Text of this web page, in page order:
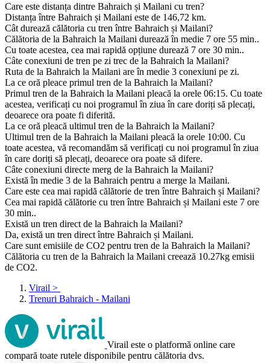
Care este distanța dintre Bahraich și Mailani cu tren?
Distanța între Bahraich și Mailani este de 146,72 km.
Cât durează călătoria cu tren între Bahraich și Mailani?
Călătoria de la Bahraich la Mailani durează în medie 7 ore 55 min..
Cu toate acestea, cea mai rapidă opțiune durează 7 ore 30 min..
Câte conexiuni de tren pe zi trec de la Bahraich la Mailani?
Ruta de la Bahraich la Mailani are în medie 3 conexiuni pe zi.
La ce oră pleace primul tren de la Bahraich la Mailani?
Primul tren de la Bahraich la Mailani pleacă la orele 06:15. Cu toate
acestea, verificați cu noi programul în ziua în care doriți să plecați,
deoarece ora poate fi diferită.
La ce oră pleacă ultimul tren de la Bahraich la Mailani?
Ultimul tren de la Bahraich la Mailani pleacă la orele 10:00. Cu
toate acestea, vă recomandăm să verificați cu noi programul în ziua
în care doriți să plecați, deoarece ora poate să difere.
Câte conexiuni directe merg de la Bahraich la Mailani?
Există în medie 3 de la Bahraich pentru a merge la Mailani.
Care este cea mai rapidă călătorie de tren între Bahraich și Mailani?
Cea mai rapidă călătorie cu tren între Bahraich și Mailani este 7 ore
30 min..
Există un tren direct de la Bahraich la Mailani?
Da, există un tren direct între Bahraich și Mailani.
Care sunt emisiile de CO2 pentru tren de la Bahraich la Mailani?
Călătoria cu tren de la Bahraich la Mailani creează 10.27kg emisii
de CO2.
Virail >
Trenuri Bahraich - Mailani
Virail este o platformă online care
compară toate rutele disponibile pentru călătoria dvs.